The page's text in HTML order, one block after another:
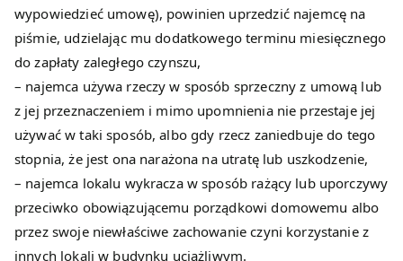
wypowiedzieć umowę), powinien uprzedzić najemcę na
piśmie, udzielając mu dodatkowego terminu miesięcznego
do zapłaty zaległego czynszu,
– najemca używa rzeczy w sposób sprzeczny z umową lub
z jej przeznaczeniem i mimo upomnienia nie przestaje jej
używać w taki sposób, albo gdy rzecz zaniedbuje do tego
stopnia, że jest ona narażona na utratę lub uszkodzenie,
– najemca lokalu wykracza w sposób rażący lub uporczywy
przeciwko obowiązującemu porządkowi domowemu albo
przez swoje niewłaściwe zachowanie czyni korzystanie z
innych lokali w budynku uciążliwym.